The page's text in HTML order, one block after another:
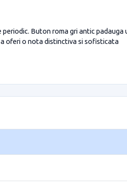
Buton roma gri antic padauga
oferi o nota distinctiva si sofisticata